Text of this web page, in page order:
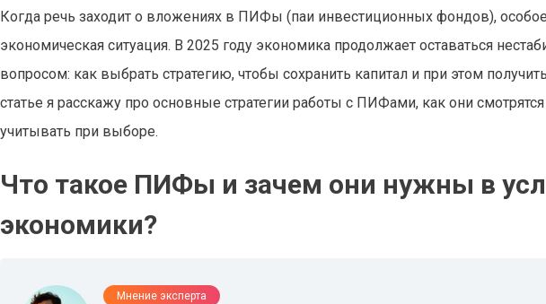
Когда речь заходит о вложениях в ПИФы (паи инвестиционных фондов),
экономическая ситуация. В 2025 году экономика продолжает оставаться
вопросом: как выбрать стратегию, чтобы сохранить капитал и при этом
статье я расскажу про основные стратегии работы с ПИФами, как они смотрятся
учитывать при выборе.
Что такое ПИФы и зачем они нужны в
экономики?
Мнение эксперта